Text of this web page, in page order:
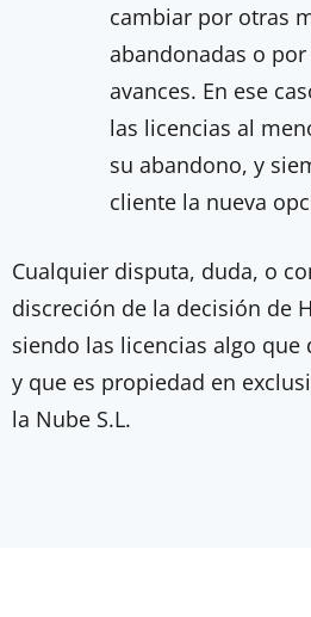
cambiar por otras
abandonadas o
avances. En ese
las licencias al
su abandono, y
cliente la nueva
Cualquier disputa, duda, o
discreción de la decisión de
siendo las licencias algo que
y que es propiedad en
la Nube S.L.